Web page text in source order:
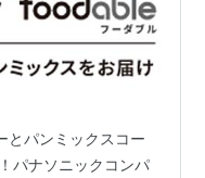
とパンミックスコー
パナソニックコンパ